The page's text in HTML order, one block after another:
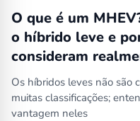
O que é um
o híbrido leve e
consideram
Os híbridos leves não são
muitas classificações;
vantagem neles